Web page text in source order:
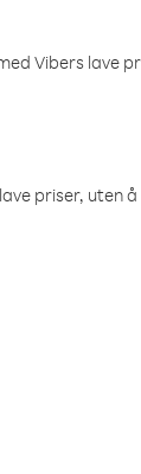
Vibers lave
priser, uten å